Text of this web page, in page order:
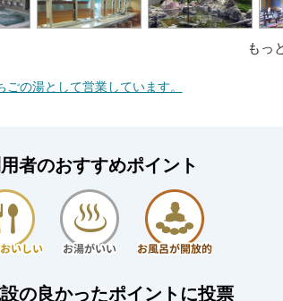
もっ
の湯として営業しています。
者のおすすめポイント
の良かったポイントに投票